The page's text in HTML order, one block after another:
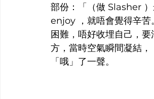
部份：「（做 Slasher
enjoy ，就唔會覺得辛苦
困難，唔好收埋自己，
方，當時空氣瞬間凝結
「哦」了一聲。